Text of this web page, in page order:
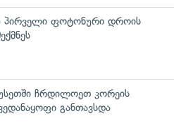
პირველი ფოტონური დროის
ჩრდილოეთ კორეის
განთავსდა